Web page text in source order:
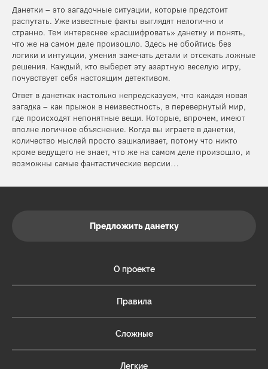
Данетки – это загадочные ситуации, которые предстоит
распутать. Уже известные факты выглядят нелогично и
странно. Тем интереснее «расшифровать» данетку и понять,
что же на самом деле произошло. Здесь не обойтись без
логики и интуиции, умения замечать детали и отсекать ложные
решения. Каждый, кто выберет эту азартную веселую игру,
почувствует себя настоящим детективом.
Ответ в данетках настолько непредсказуем, что каждая новая
загадка – как прыжок в неизвестность, в перевернутый мир,
где происходят непонятные вещи. Которые, впрочем, имеют
вполне логичное объяснение. Когда вы играете в данетки,
количество мыслей просто зашкаливает, потому что никто
кроме ведущего не знает, что же на самом деле произошло, и
возможны самые фантастические версии…
Предложить данетку
О проекте
Правила
Сложные
Легкие